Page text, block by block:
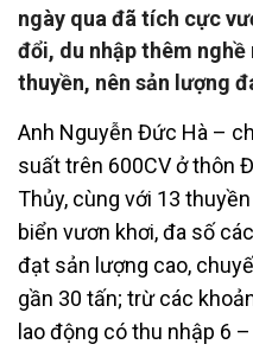
ngày qua đã tích cực
đổi, du nhập thêm
thuyền, nên sản lượng
Anh Nguyễn Đức Hà –
suất trên 600CV ở thôn
Thủy, cùng với 13
biển vươn khơi, đa số
đạt sản lượng cao,
gần 30 tấn; trừ các
lao động có thu nhập 6